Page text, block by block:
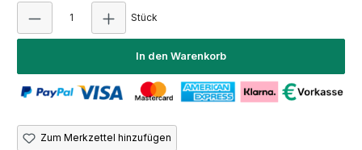
Stück
In den Warenkorb
Zum Merkzettel hinzufügen